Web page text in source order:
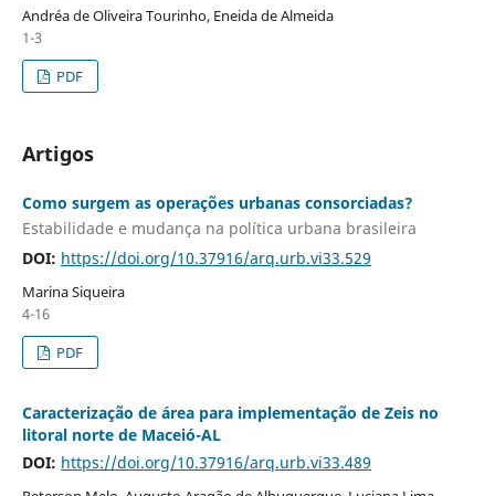
Andréa de Oliveira Tourinho, Eneida de Almeida
1-3
PDF
Artigos
Como surgem as operações urbanas consorciadas?
Estabilidade e mudança na política urbana brasileira
DOI: https://doi.org/10.37916/arq.urb.vi33.529
Marina Siqueira
4-16
PDF
Caracterização de área para implementação de Zeis no
litoral norte de Maceió-AL
DOI: https://doi.org/10.37916/arq.urb.vi33.489